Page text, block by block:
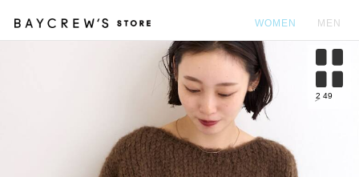
WOMEN MEN
2 49